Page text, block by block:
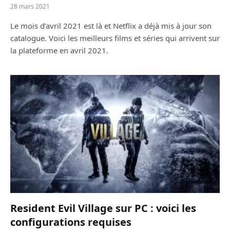
28 mars 2021
Le mois d’avril 2021 est là et Netflix a déjà mis à jour son
catalogue. Voici les meilleurs films et séries qui arrivent sur
la plateforme en avril 2021.
Resident Evil Village sur PC : voici les
configurations requises